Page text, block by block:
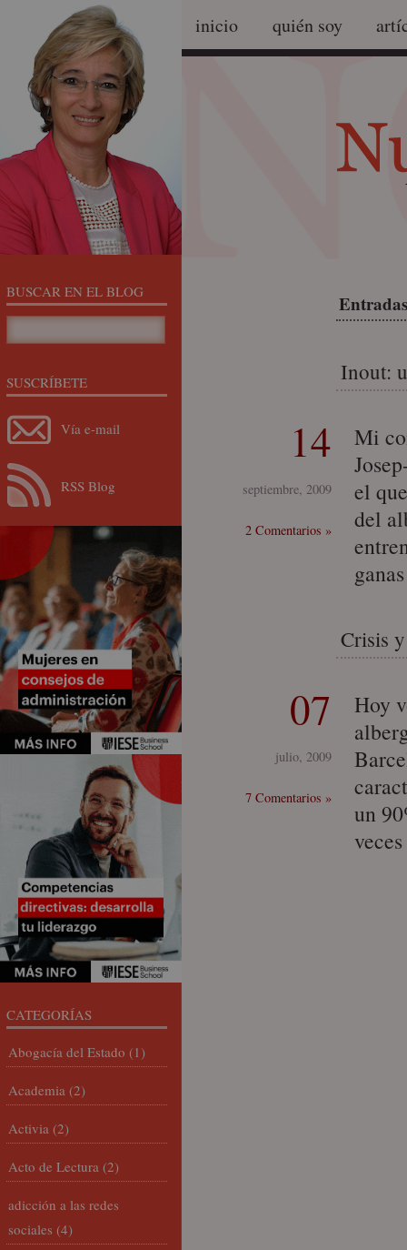
inicio quién soy
Inout:
14
septiembre, 2009
2 Comentarios »
Mi
el
del
Crisis
07
julio, 2009
7 Comentarios »
Hoy
un
BUSCAR EN EL BLOG
SUSCRÍBETE
Vía e-mail
RSS Blog
CATEGORÍAS
Abogacía del Estado (1)
Academia (2)
Activia (2)
Acto de Lectura (2)
adicción a las redes
sociales (4)